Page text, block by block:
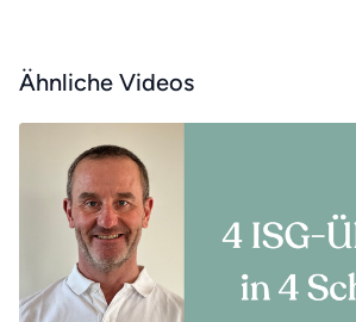
Ähnliche Videos